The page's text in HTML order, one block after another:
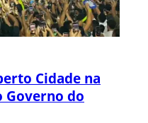
Cidade na
Governo do